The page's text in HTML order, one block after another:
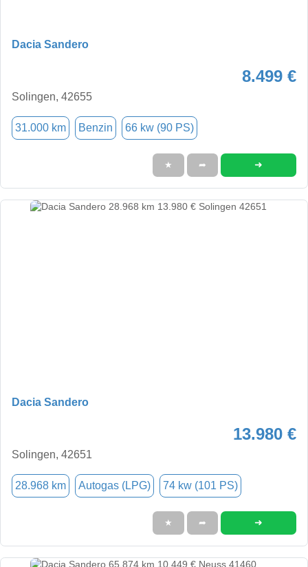
Dacia Sandero
8.499 €
Solingen, 42655
31.000 km Benzin 66 kw (90 PS)
★ ➦ ➜
Dacia Sandero
13.980 €
Solingen, 42651
28.968 km Autogas (LPG) 74 kw (101 PS)
★ ➦ ➜